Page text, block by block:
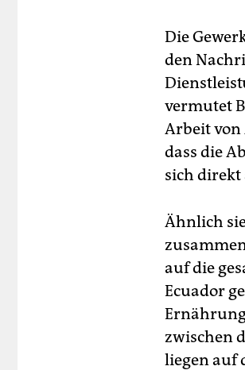
Die
den
vermutet
Arbeit von
dass die
sich direkt
Ähnlich
auf die
Ecuador
zwischen
liegen auf